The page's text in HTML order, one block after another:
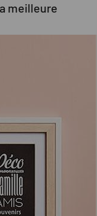
meilleure